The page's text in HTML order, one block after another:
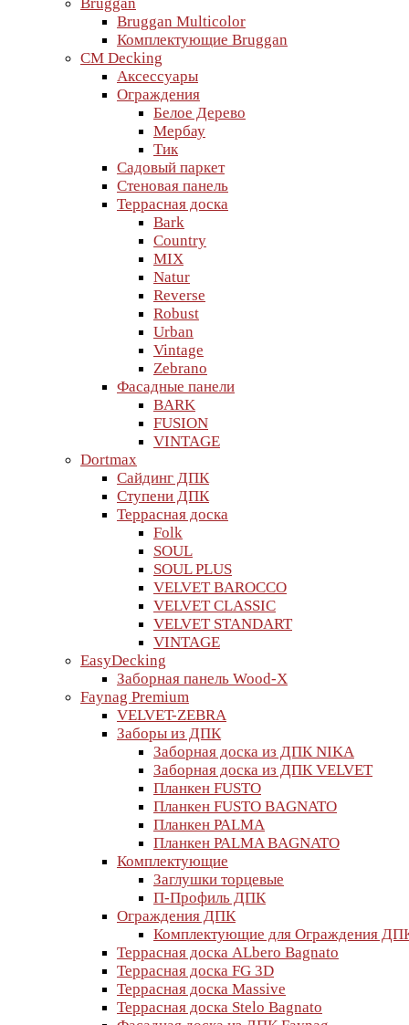
Bruggan Multicolor
Комплектующие Bruggan
CM Decking
Аксессуары
Ограждения
Белое Дерево
Мербау
Тик
Садовый паркет
Стеновая панель
Террасная доска
Bark
Country
MIX
Natur
Reverse
Robust
Urban
Vintage
Zebrano
Фасадные панели
BARK
FUSION
VINTAGE
Dortmax
Сайдинг ДПК
Ступени ДПК
Террасная доска
Folk
SOUL
SOUL PLUS
VELVET BAROCCO
VELVET CLASSIC
VELVET STANDART
VINTAGE
EasyDecking
Заборная панель Wood-X
Faynag Premium
VELVET-ZEBRA
Заборы из ДПК
Заборная доска из ДПК NIKA
Заборная доска из ДПК VELVET
Планкен FUSTO
Планкен FUSTO BАGNATO
Планкен PALMA
Планкен PALMA BАGNATO
Комплектующие
Заглушки торцевые
П-Профиль ДПК
Ограждения ДПК
Комплектующие для Ограждения
Террасная доска ALbero Bagnato
Террасная доска FG 3D
Террасная доска Massive
Террасная доска Stelo Bagnato